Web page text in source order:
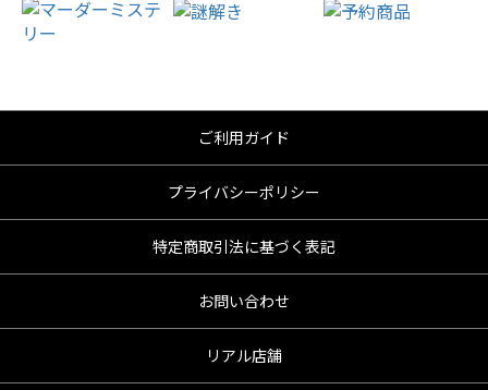
ご利用ガイド
プライバシーポリシー
特定商取引法に基づく表記
お問い合わせ
リアル店舗